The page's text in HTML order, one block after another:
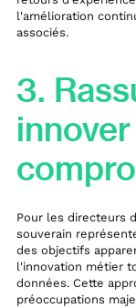
l'amélioration
associés.
3.
Pour les directeurs
souverain
des objectifs
l'innovation métier
données. Cette
préoccupations